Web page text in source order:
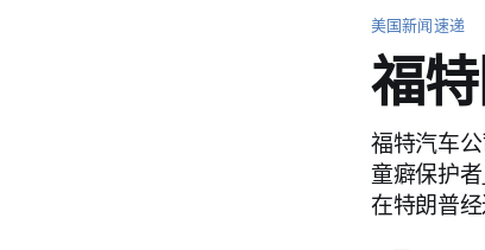
美国新闻速递
福
福特汽车
童癖保护
在特朗普